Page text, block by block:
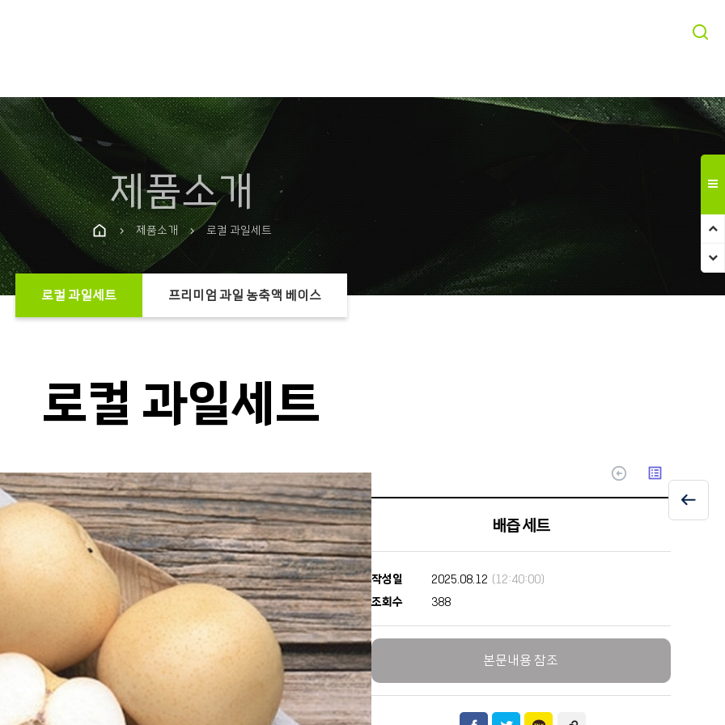
제품소개
chevron_right 제품소개 chevron_right 로컬 과일세트
로컬 과일세트 프리미엄 과일 농축액 베이스
로컬 과일세트
arrow_circle_up list_alt
배즙 세트
작성일 2025.08.12 (12:40:00)
조회수
388
본문내용 참조